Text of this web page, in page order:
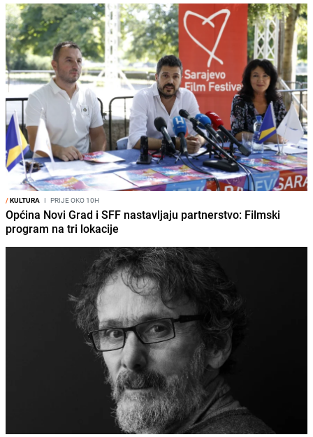
/KULTURA I PRIJE OKO 10H
Općina Novi Grad i SFF nastavljaju partnerstvo: Filmski
program na tri lokacije